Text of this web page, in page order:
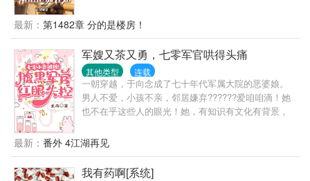
监狱的理念，开局便把贾张氏送了进去。一大爷搞道
德绑架？直接怼。傻柱想暴起揍人？来来来，看谁得
拳头硬。棒梗还没出生？好，你干脆别出生了。
最新： 第1482章 分的是楼房！
军嫂又茶又勇，七零军官哄得头痛
其他类型 连载
一朝穿越，于向念成了七十年代军属大院的恶婆娘。
男人不爱，小孩不亲，邻居嫌弃??????爱咱咱滴！她
也不在乎这些人的眼光！她，有知识有文化有背景，
人怎么越看越顺眼了？这小孩怎么也有点可爱呢？后
来，她提出离婚。那个对她历来冷漠的男人红了
眼，“不离！我喜欢你，很久以前···就喜欢！”
最新： 番外 4江湖再见
我有药啊[系统]